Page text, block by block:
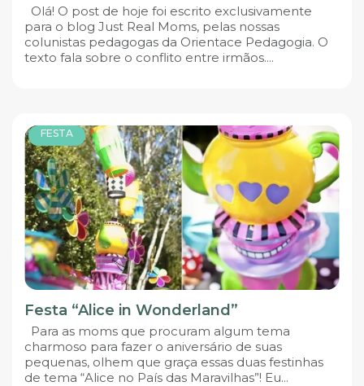
Olá! O post de hoje foi escrito exclusivamente
para o blog Just Real Moms, pelas nossas
colunistas pedagogas da Orientace Pedagogia. O
texto fala sobre o conflito entre irmãos....
FESTA
Festa “Alice in Wonderland”
Para as moms que procuram algum tema
charmoso para fazer o aniversário de suas
pequenas, olhem que graça essas duas festinhas
de tema “Alice no País das Maravilhas”! Eu...